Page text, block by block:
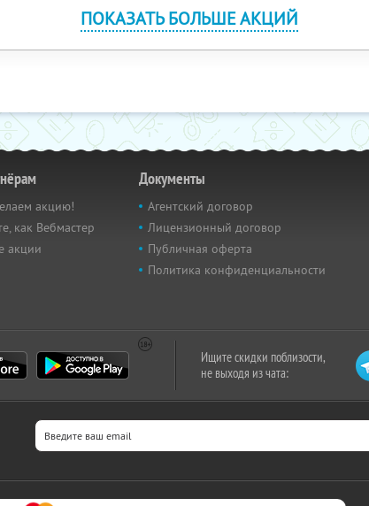
ПОКАЗАТЬ БОЛЬШЕ АКЦИЙ
акцию!
как Вебмастер
акции
Документы
Агентский договор
Лицензионный договор
Публичная оферта
Политика конфиденциальности
Ищите скидки поблизости,
не выходя из чата: